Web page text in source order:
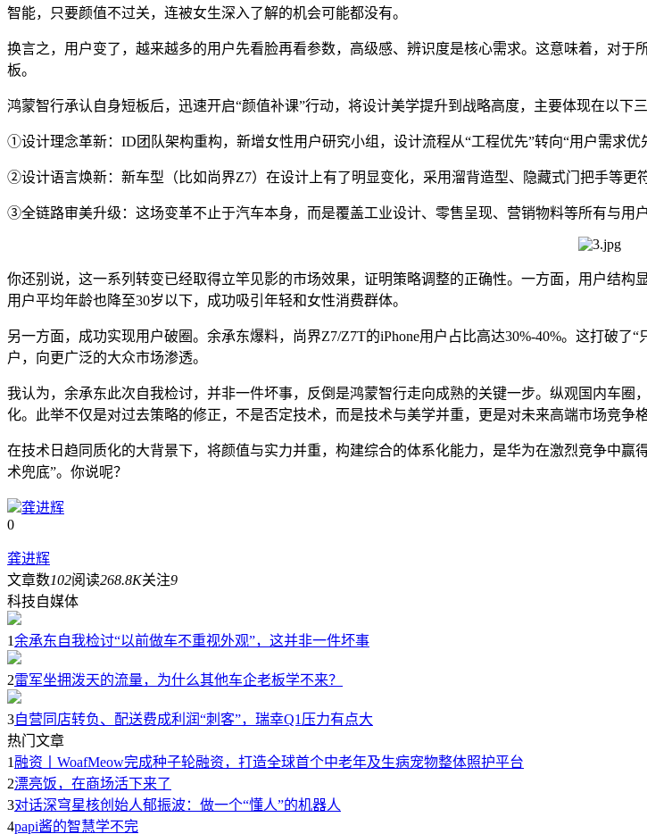
智能，只要颜值不过关，连被女生深入了解的机会可能都没有。
换言之，用户变了，越来越多的用户先看脸再看参数，高级感、辨识度是核心需求。这意味着，对
板。
鸿蒙智行承认自身短板后，迅速开启“颜值补课”行动，将设计美学提升到战略高度，主要体现在以下三
①设计理念革新：ID团队架构重构，新增女性用户研究小组，设计流程从“工程优先”转向“用户需求
②设计语言焕新：新车型（比如尚界Z7）在设计上有了明显变化，采用溜背造型、隐藏式门把手等更
③全链路审美升级：这场变革不止于汽车本身，而是覆盖工业设计、零售呈现、营销物料等所有与用
你还别说，这一系列转变已经取得立竿见影的市场效果，证明策略调整的正确性。一方面，用户结构
用户平均年龄也降至30岁以下，成功吸引年轻和女性消费群体。
另一方面，成功实现用户破圈。余承东爆料，尚界Z7/Z7T的iPhone用户占比高达30%-40%。这打破
户，向更广泛的大众市场渗透。
我认为，余承东此次自我检讨，并非一件坏事，反倒是鸿蒙智行走向成熟的关键一步。纵观国内车
化。此举不仅是对过去策略的修正，不是否定技术，而是技术与美学并重，更是对未来高端市场竞争
在技术日趋同质化的大背景下，将颜值与实力并重，构建综合的体系化能力，是华为在激烈竞争中
术兜底”。你说呢？
龚进辉
0
龚进辉
文章数102阅读268.8K关注9
科技自媒体
1余承东自我检讨“以前做车不重视外观”，这并非一件坏事
2雷军坐拥泼天的流量，为什么其他车企老板学不来？
3自营同店转负、配送费成利润“刺客”，瑞幸Q1压力有点大
热门文章
1 融资丨WoafMeow完成种子轮融资，打造全球首个中老年及生病宠物整体照护平台
2漂亮饭，在商场活下来了
3对话深穹星核创始人郁振波：做一个“懂人”的机器人
4papi酱的智慧学不完